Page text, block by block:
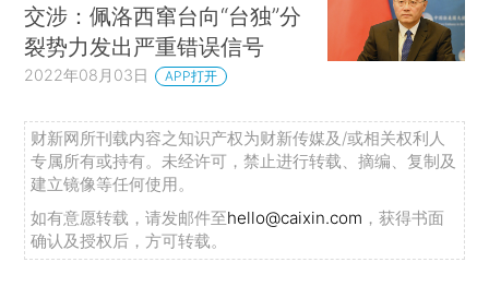
交涉：佩洛西窜台向“台独”分
裂势力发出严重错误信号
2022年08月03日 APP打开
财新网所刊载内容之知识产权为财新传媒及/或相关权利人
专属所有或持有。未经许可，禁止进行转载、摘编、复制及
建立镜像等任何使用。
如有意愿转载，请发邮件至hello@caixin.com ，获得书面
确认及授权后，方可转载。